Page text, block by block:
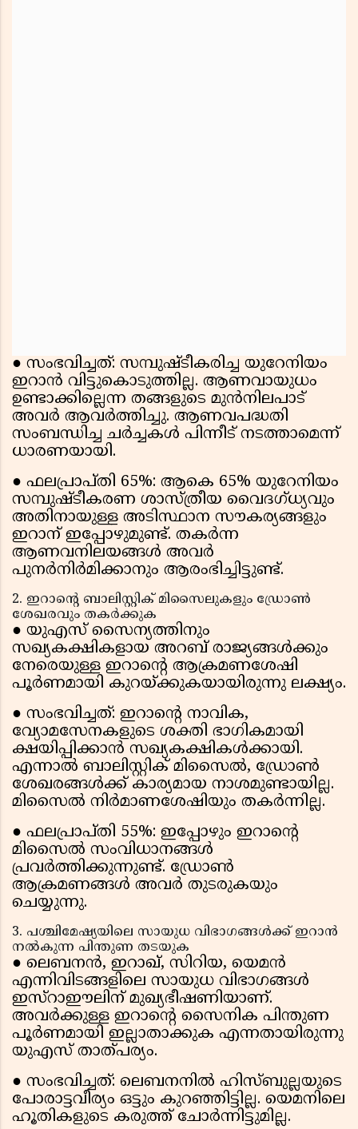
● സംഭവിച്ചത്: സമ്പുഷ്ടീകരിച്ച യുറേനിയം
ഇറാൻ വിട്ടുകൊടുത്തില്ല. ആണവായുധം
ഉണ്ടാക്കില്ലെന്ന തങ്ങളുടെ മുൻനിലപാട്
അവർ ആവർത്തിച്ചു. ആണവപദ്ധതി
സംബന്ധിച്ച ചർച്ചകൾ പിന്നീട് നടത്താമെന്ന്
ധാരണയായി.
● ഫലപ്രാപ്തി 65%: ആകെ 65% യുറേനിയം
സമ്പുഷ്ടീകരണ ശാസ്ത്രീയ വൈദഗ്ധ്യവും
അതിനായുള്ള അടിസ്ഥാന സൗകര്യങ്ങളും
ഇറാന് ഇപ്പോഴുമുണ്ട്. തകർന്ന
ആണവനിലയങ്ങൾ അവർ
പുനർനിർമിക്കാനും ആരംഭിച്ചിട്ടുണ്ട്.
2. ഇറാൻ്റെ ബാലിസ്റ്റിക് മിസൈലുകളും ഡ്രോൺ
ശേഖരവും തകർക്കുക
● യുഎസ് സൈന്യത്തിനും
സഖ്യകക്ഷികളായ അറബ് രാജ്യങ്ങൾക്കും
നേരെയുള്ള ഇറാൻ്റെ ആക്രമണശേഷി
പൂർണമായി കുറയ്ക്കുകയായിരുന്നു ലക്ഷ്യം.
● സംഭവിച്ചത്: ഇറാൻ്റെ നാവിക,
വ്യോമസേനകളുടെ ശക്തി ഭാഗികമായി
ക്ഷയിപ്പിക്കാൻ സഖ്യകക്ഷികൾക്കായി.
എന്നാൽ ബാലിസ്റ്റിക് മിസൈൽ, ഡ്രോൺ
ശേഖരങ്ങൾക്ക് കാര്യമായ നാശമുണ്ടായില്ല.
മിസൈൽ നിർമാണശേഷിയും തകർന്നില്ല.
● ഫലപ്രാപ്തി 55%: ഇപ്പോഴും ഇറാൻ്റെ
മിസൈൽ സംവിധാനങ്ങൾ
പ്രവർത്തിക്കുന്നുണ്ട്. ഡ്രോൺ
ആക്രമണങ്ങൾ അവർ തുടരുകയും
ചെയ്യുന്നു.
3. പശ്ചിമേഷ്യയിലെ സായുധ വിഭാഗങ്ങൾക്ക് ഇറാൻ
നൽകുന്ന പിന്തുണ തടയുക
● ലെബനൻ, ഇറാഖ്, സിറിയ, യെമൻ
എന്നിവിടങ്ങളിലെ സായുധ വിഭാഗങ്ങൾ
ഇസ്റാഈലിന് മുഖ്യഭീഷണിയാണ്.
അവർക്കുള്ള ഇറാൻ്റെ സൈനിക പിന്തുണ
പൂർണമായി ഇല്ലാതാക്കുക എന്നതായിരുന്നു
യുഎസ് താത്പര്യം.
● സംഭവിച്ചത്: ലെബനനിൽ ഹിസ്ബുല്ലയുടെ
പോരാട്ടവീര്യം ഒട്ടും കുറഞ്ഞിട്ടില്ല. യെമനിലെ
ഹൂതികളുടെ കരുത്ത് ചോർന്നിട്ടുമില്ല.